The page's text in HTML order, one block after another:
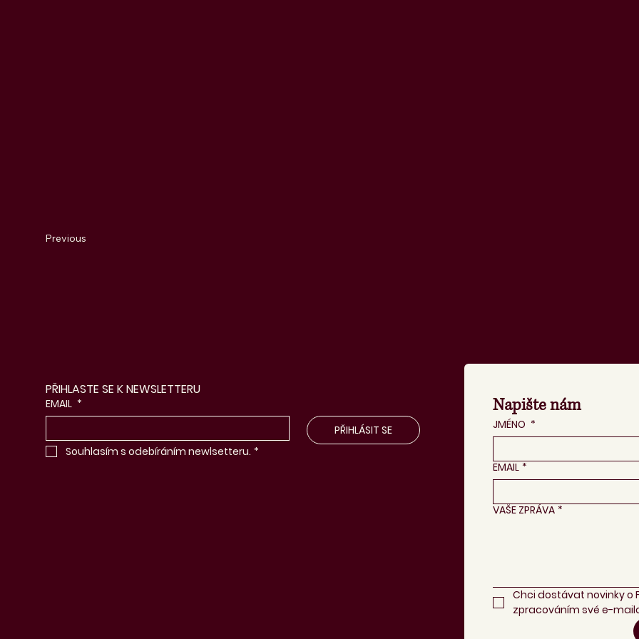
Previous
PŘIHLASTE SE K NEWSLETTERU
EMAIL *
PŘIHLÁSIT SE
Souhlasím s odebíráním newlsetteru. *
Napište nám
JMÉNO *
EMAIL *
VAŠE ZPRÁVA *
Chci dostávat novinky o
zpracováním své e-